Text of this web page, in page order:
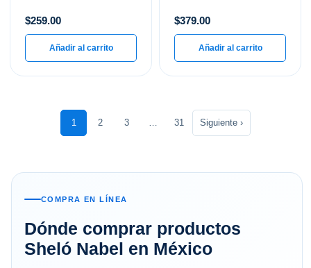
$259.00
Añadir al carrito
$379.00
Añadir al carrito
1 2 3 … 31 Siguiente ›
COMPRA EN LÍNEA
Dónde comprar productos
Sheló Nabel en México